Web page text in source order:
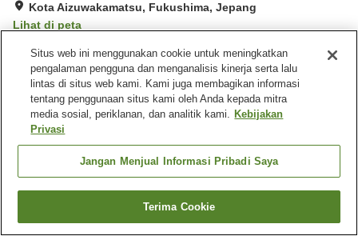
Kota Aizuwakamatsu, Fukushima, Jepang
Lihat di peta
Sangat baik Ulasan: 310
Fasilitas properti
Tempat parkir
Sauna
Spa / Salon kecantikan
Beranda Jepang Fukushima
Kota Aizuwakamatsu
Nakamachi Fuji Grand Hotel
Cari kamar
Situs web ini menggunakan cookie untuk meningkatkan
pengalaman pengguna dan menganalisis kinerja serta lalu
lintas di situs web kami. Kami juga membagikan informasi
tentang penggunaan situs kami oleh Anda kepada mitra
media sosial, periklanan, dan analitik kami. Kebijakan
Privasi
Jangan Menjual Informasi Pribadi Saya
Terima Cookie